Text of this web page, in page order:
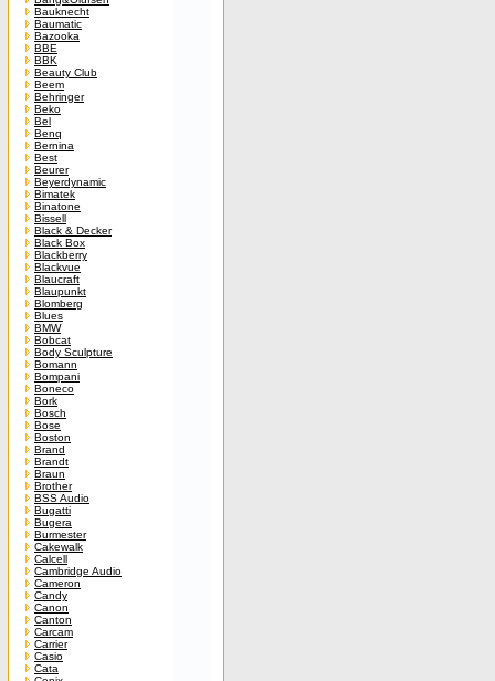
Bauknecht
Baumatic
Bazooka
BBE
BBK
Beauty Club
Beem
Behringer
Beko
Bel
Benq
Bernina
Best
Beurer
Beyerdynamic
Bimatek
Binatone
Bissell
Black & Decker
Black Box
Blackberry
Blackvue
Blaucraft
Blaupunkt
Blomberg
Blues
BMW
Bobcat
Body Sculpture
Bomann
Bompani
Boneco
Bork
Bosch
Bose
Boston
Brand
Brandt
Braun
Brother
BSS Audio
Bugatti
Bugera
Burmester
Cakewalk
Calcell
Cambridge Audio
Cameron
Candy
Canon
Canton
Carcam
Carrier
Casio
Cata